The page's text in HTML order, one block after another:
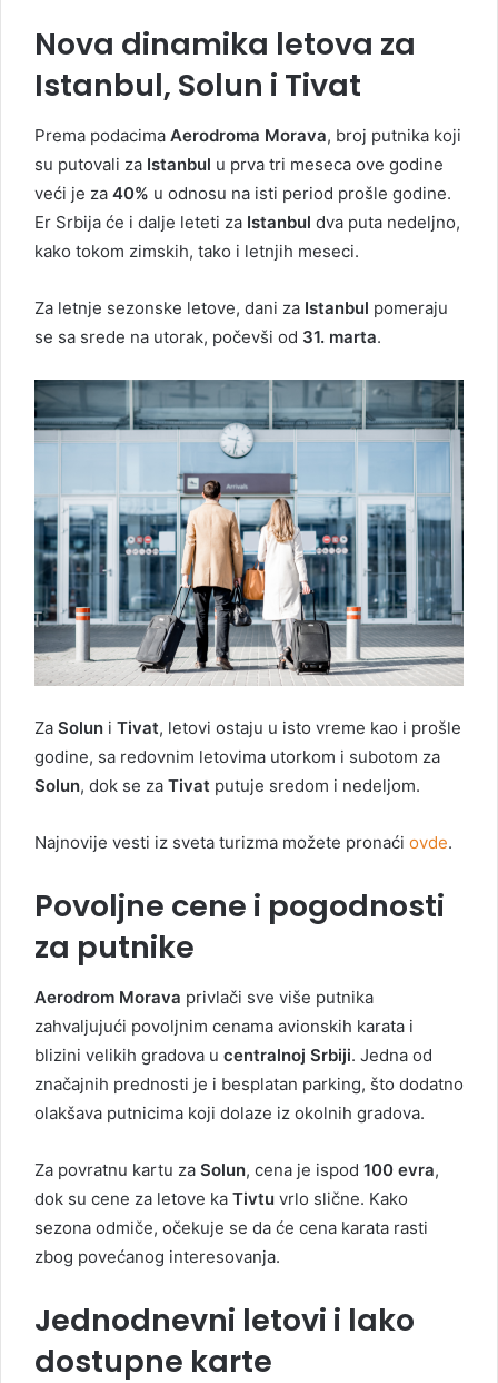
Nova dinamika letova za
Istanbul, Solun i Tivat
Prema podacima Aerodroma Morava, broj putnika koji
su putovali za Istanbul u prva tri meseca ove godine
veći je za 40% u odnosu na isti period prošle godine.
Er Srbija će i dalje leteti za Istanbul dva puta nedeljno,
kako tokom zimskih, tako i letnjih meseci.
Za letnje sezonske letove, dani za Istanbul pomeraju
se sa srede na utorak, počevši od 31. marta.
Za Solun i Tivat, letovi ostaju u isto vreme kao i prošle
godine, sa redovnim letovima utorkom i subotom za
Solun, dok se za Tivat putuje sredom i nedeljom.
Najnovije vesti iz sveta turizma možete pronaći ovde.
Povoljne cene i pogodnosti
za putnike
Aerodrom Morava privlači sve više putnika
zahvaljujući povoljnim cenama avionskih karata i
blizini velikih gradova u centralnoj Srbiji. Jedna od
značajnih prednosti je i besplatan parking, što dodatno
olakšava putnicima koji dolaze iz okolnih gradova.
Za povratnu kartu za Solun, cena je ispod 100 evra,
dok su cene za letove ka Tivtu vrlo slične. Kako
sezona odmiče, očekuje se da će cena karata rasti
zbog povećanog interesovanja.
Jednodnevni letovi i lako
dostupne karte